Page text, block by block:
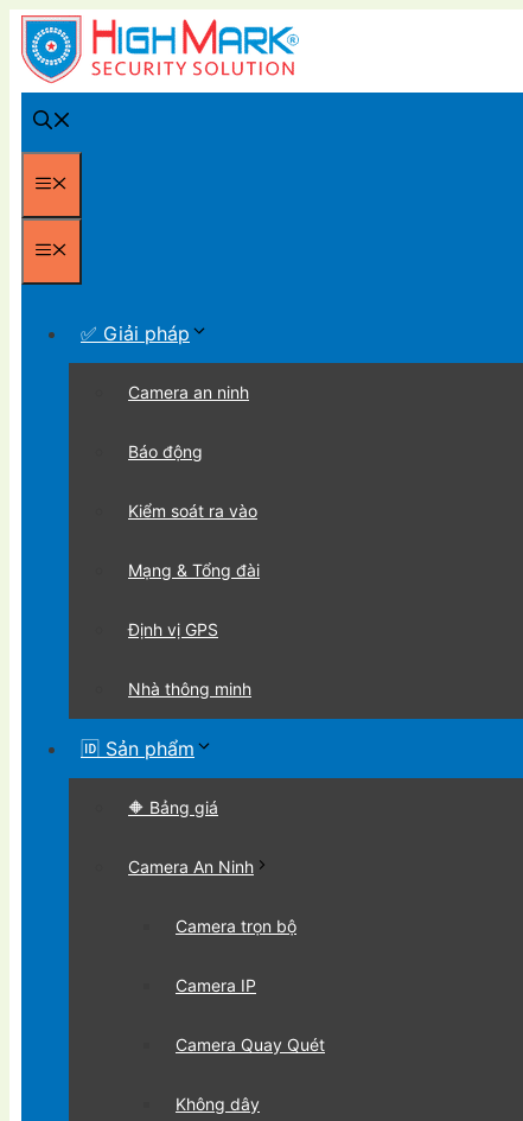
Chuyển
đến
nội
dung
Menu
Menu
✅ Giải pháp
Camera an ninh
Báo động
Kiểm soát ra vào
Mạng & Tổng đài
Định vị GPS
Nhà thông minh
🆔 Sản phẩm
🔶 Bảng giá
Camera An Ninh
Camera trọn bộ
Camera IP
Camera Quay Quét
Không dây